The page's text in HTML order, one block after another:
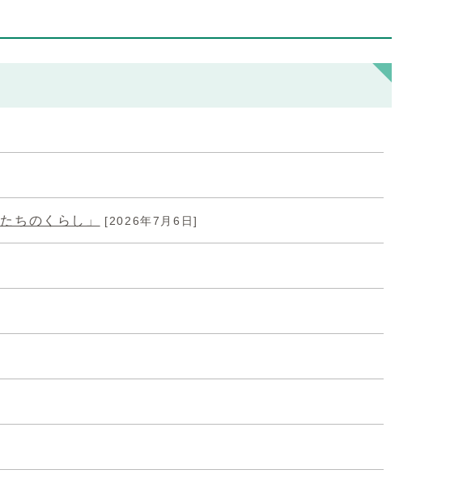
ちのくらし」 [2026年7月6日]